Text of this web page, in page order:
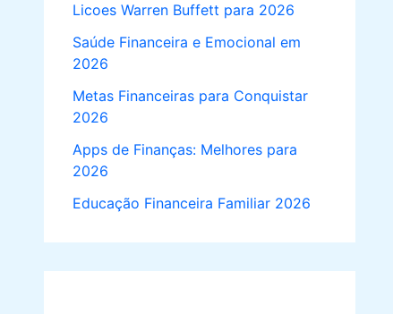
Licoes Warren Buffett para 2026
Saúde Financeira e Emocional em
2026
Metas Financeiras para Conquistar
2026
Apps de Finanças: Melhores para
2026
Educação Financeira Familiar 2026